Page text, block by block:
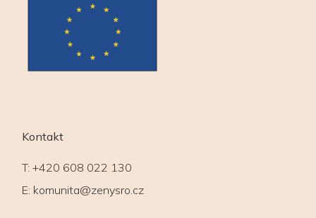
Kontakt
T: +420 608 022 130
E: komunita@zenysro.cz